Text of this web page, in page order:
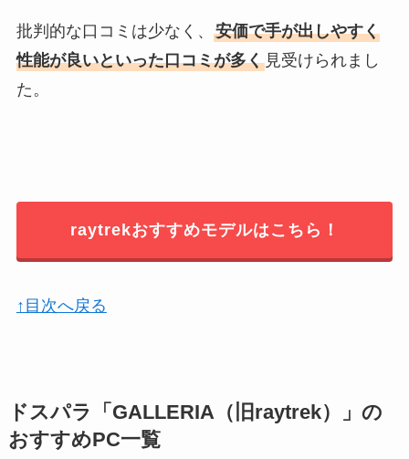
批判的な口コミは少なく、 安価で手が出しやすく
性能が良いといった口コミが多く見受けられまし
た。
raytrekおすすめモデルはこちら！
↑目次へ戻る
ドスパラ「GALLERIA（旧raytrek）」の
おすすめPC一覧